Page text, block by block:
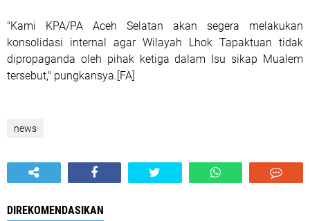
"Kami KPA/PA Aceh Selatan akan segera melakukan
konsolidasi internal agar Wilayah Lhok Tapaktuan tidak
dipropaganda oleh pihak ketiga dalam Isu sikap Mualem
tersebut," pungkansya.[FA]
news
DIREKOMENDASIKAN